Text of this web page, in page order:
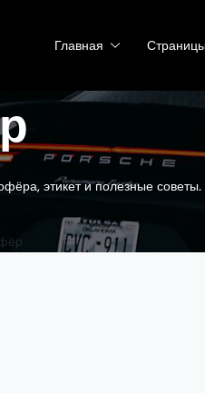
Главная
этикет и полезные советы.